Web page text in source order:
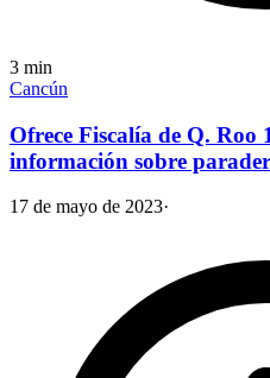
3 min
Cancún
Ofrece Fiscalía de Q. Roo
información sobre
17 de mayo de 2023·